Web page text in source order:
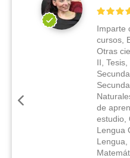
Imparte
cursos,
Otras
II,
de
estudio,
Lengua
Lengua,